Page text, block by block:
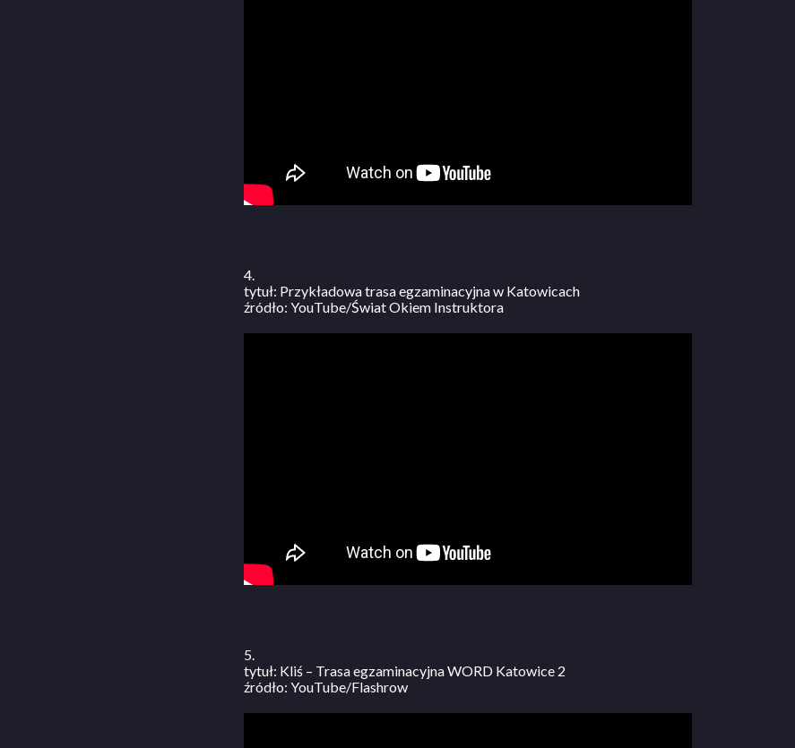
4.
tytuł: Przykładowa trasa egzaminacyjna w Katowicach
źródło: YouTube/Świat Okiem Instruktora
5.
tytuł: Kliś – Trasa egzaminacyjna WORD Katowice 2
źródło: YouTube/Flashrow